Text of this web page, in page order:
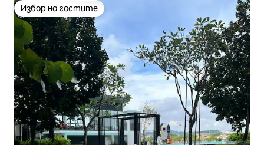
Избор на гостите
Избор на гостите